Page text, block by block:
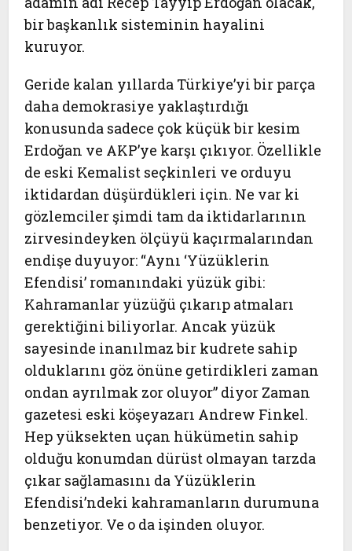
bir başkanlık sisteminin hayalini
kuruyor.
Geride kalan yıllarda Türkiye’yi bir parça
daha demokrasiye yaklaştırdığı
konusunda sadece çok küçük bir kesim
Erdoğan ve AKP’ye karşı çıkıyor. Özellikle
de eski Kemalist seçkinleri ve orduyu
iktidardan düşürdükleri için. Ne var ki
gözlemciler şimdi tam da iktidarlarının
zirvesindeyken ölçüyü kaçırmalarından
endişe duyuyor: “Aynı ‘Yüzüklerin
Efendisi’ romanındaki yüzük gibi:
Kahramanlar yüzüğü çıkarıp atmaları
gerektiğini biliyorlar. Ancak yüzük
sayesinde inanılmaz bir kudrete sahip
olduklarını göz önüne getirdikleri zaman
ondan ayrılmak zor oluyor” diyor Zaman
gazetesi eski köşeyazarı Andrew Finkel.
Hep yüksekten uçan hükümetin sahip
olduğu konumdan dürüst olmayan tarzda
çıkar sağlamasını da Yüzüklerin
Efendisi’ndeki kahramanların durumuna
benzetiyor. Ve o da işinden oluyor.